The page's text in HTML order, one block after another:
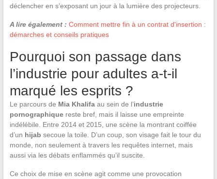
déclencher en s’exposant un jour à la lumière des projecteurs.
A lire également : Comment mettre fin à un contrat d'insertion :
démarches et conseils pratiques
Pourquoi son passage dans
l’industrie pour adultes a-t-il
marqué les esprits ?
Le parcours de Mia Khalifaau sein de l’industrie
pornographiquereste bref, mais il laisse une empreinte
indélébile. Entre 2014 et 2015, une scène la montrant coiffée
d’un hijab secoue la toile. D’un coup, son visage fait le tour du
monde, non seulement à travers les requêtes internet, mais
aussi via les débats enflammés qu’il suscite.
Ce choix de mise en scène agit comme une provocation